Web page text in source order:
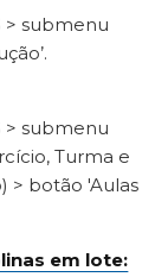
> submenu
> submenu
Turma e
> botão 'Aulas
em lote: